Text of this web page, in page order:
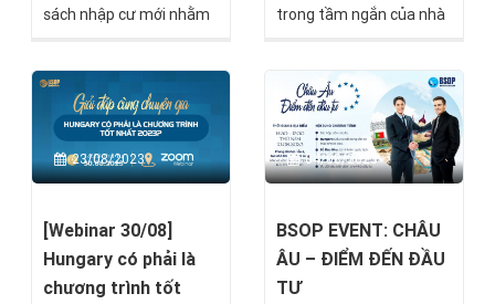
sách nhập cư mới nhằm
cơ sở pháp lý, điều kiện
cư trú và làm việc của
người nước ngoài.
trong tầm ngắn của nhà
được dự đoán sẽ nóng
lên trong thời gian tới
trước các diễn biến mới
từ thị trường toàn cầu.
BSOP EVENT tổ chức tại
sẽ giúp nhà đầu tư nắm
được các thông tin mới
nhất về chủ đề này.
23/08/2023
[Webinar 30/08]
Hungary có phải là
chương trình tốt
04/08/2023
BSOP EVENT: CHÂU
ÂU – ĐIỂM ĐẾN ĐẦU
TƯ